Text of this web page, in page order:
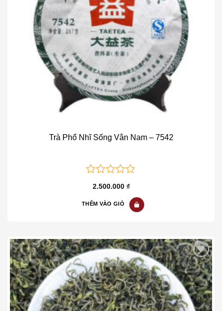
Trà Phổ Nhĩ Sống Vân Nam – 7542
of
2.500.000 ₫
THÊM VÀO GIỎ
Add to wishlist